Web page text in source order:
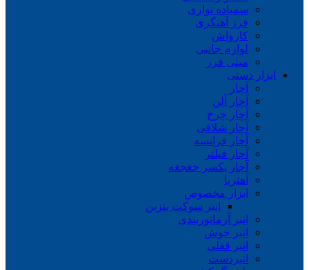
سمباده نواری
فرز آهنگری
کارواش
لوازم جانبی
مینی فرز
ابزار دستی
آچار
آچار آلن
آچار چرخ
آچار شلاقی
آچار فرانسه
آچار فیلتر
آچار یکسر جغجغه
آهنربا
ابزار مخصوص
انبر سوکت بنزین
انبر آرماتوربندی
انبر جوش
انبر قفلی
انبردست